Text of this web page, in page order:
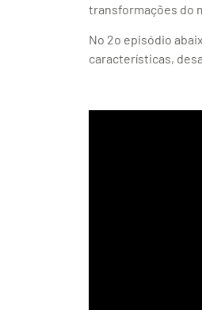
transformações do
No 2o episódio
características,